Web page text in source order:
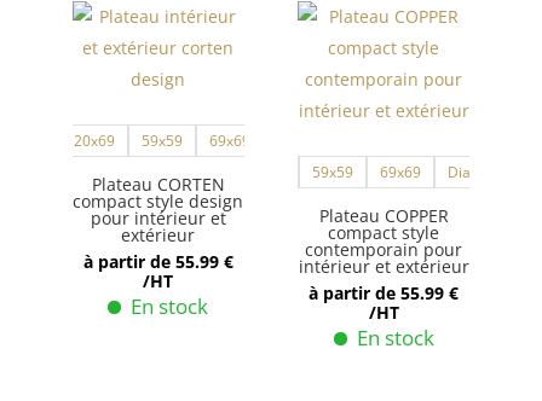
120x69 59x59 69x69
Plateau CORTEN
compact style design
pour intérieur et
extérieur
à partir de 55.99 €
/HT
En stock
59x59 69x69 Diametre 60
Plateau COPPER
compact style
contemporain pour
intérieur et extérieur
à partir de55.99€
/HT
En stock